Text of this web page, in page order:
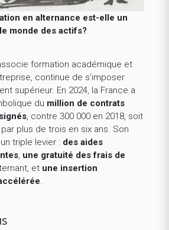
en alternance est-elle un
monde des actifs?
formation académique et
continue de s’imposer
supérieur. En 2024, la France a
du million de contrats
, contre 300 000 en 2018, soit
plus de trois en six ans. Son
triple levier : des aides
, une gratuité des frais de
et une insertion
.